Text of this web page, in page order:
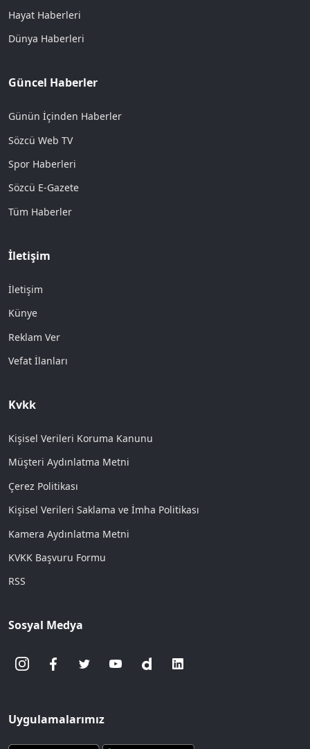
Hayat Haberleri
Dünya Haberleri
Güncel Haberler
Günün İçinden Haberler
Sözcü Web TV
Spor Haberleri
Sözcü E-Gazete
Tüm Haberler
İletişim
İletişim
Künye
Reklam Ver
Vefat İlanları
Kvkk
Kişisel Verileri Koruma Kanunu
Müşteri Aydınlatma Metni
Çerez Politikası
Kişisel Verileri Saklama ve İmha Politikası
Kamera Aydınlatma Metni
KVKK Başvuru Formu
RSS
Sosyal Medya
Uygulamalarımız